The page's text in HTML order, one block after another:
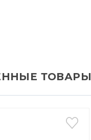
ТОВАРЫ